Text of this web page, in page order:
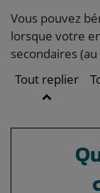
Vous pouvez
lorsque votre
secondaires
Tout replier